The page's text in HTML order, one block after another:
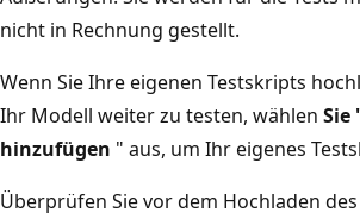
nicht in Rechnung gestellt.
Wenn Sie Ihre eigenen Testskripts
Ihr Modell weiter zu testen, wählen Sie
hinzufügen " aus, um Ihr eigenes
Überprüfen Sie vor dem Hochladen